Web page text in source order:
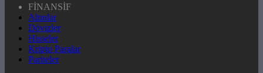
FİNANSİF
Altınlar
Dövizler
Hisseler
Kripto Paralar
Pariteler